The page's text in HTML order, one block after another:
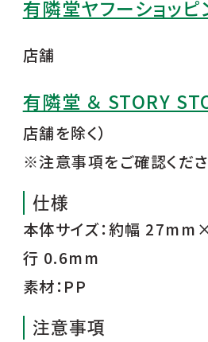
有隣堂ヤフーショッピ
店舗
有隣堂 ＆ STORY
店舗を除く）
※注意事項をご確認くだ
仕様
本体サイズ：約幅
行 0.6mm
素材：PP
注意事項